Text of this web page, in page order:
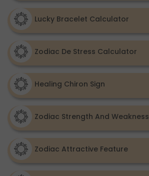
Lucky Bracelet Calculator
Zodiac De Stress Calculator
Healing Chiron Sign
Zodiac Strength And Weakness
Zodiac Attractive Feature